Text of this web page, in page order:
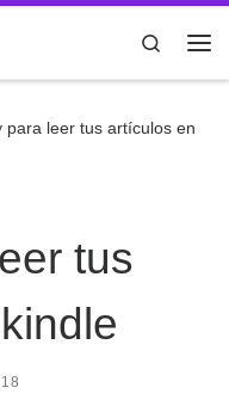
Search
para leer tus artículos en
tus